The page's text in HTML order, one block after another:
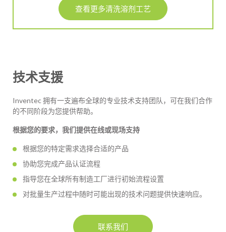
查看更多清洗溶剂工艺
技术支援
Inventec 拥有一支遍布全球的专业技术支持团队，可在我们合作
的不同阶段为您提供帮助。
根据您的要求，我们提供在线或现场支持
根据您的特定需求选择合适的产品
协助您完成产品认证流程
指导您在全球所有制造工厂进行初始流程设置
对批量生产过程中随时可能出现的技术问题提供快速响应。
联系我们